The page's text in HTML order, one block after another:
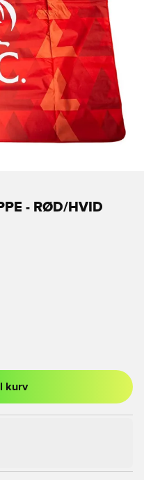
- RØD/HVID
tilmelde dig som medlem
kurv